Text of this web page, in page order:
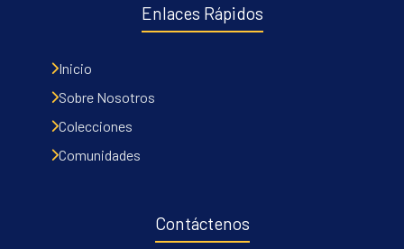
Enlaces Rápidos
Inicio
Sobre Nosotros
Colecciones
Comunidades
Contáctenos